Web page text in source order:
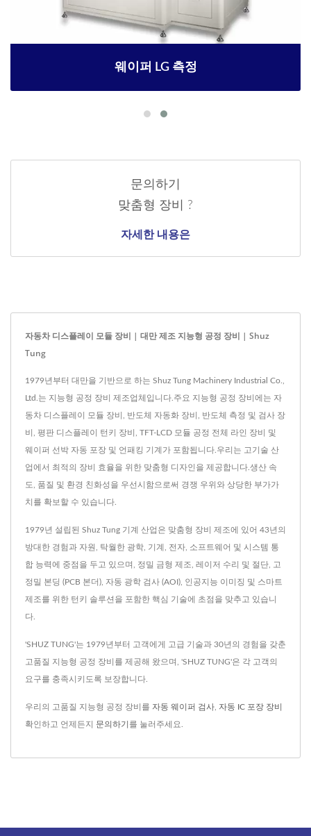
웨이퍼 LG 측정
문의하기
맞춤형 장비 ?
자세한 내용은
자동차 디스플레이 모듈 장비 | 대만 제조 지능형 공정 장비 | Shuz
Tung
1979년부터 대만을 기반으로 하는 Shuz Tung Machinery Industrial Co.,
Ltd.는 지능형 공정 장비 제조업체입니다.주요 지능형 공정 장비에는 자
동차 디스플레이 모듈 장비, 반도체 자동화 장비, 반도체 측정 및 검사 장
비, 평판 디스플레이 턴키 장비, TFT-LCD 모듈 공정 전체 라인 장비 및
웨이퍼 선박 자동 포장 및 언패킹 기계가 포함됩니다.우리는 고기술 산
업에서 최적의 장비 효율을 위한 맞춤형 디자인을 제공합니다.생산 속
도, 품질 및 환경 친화성을 우선시함으로써 경쟁 우위와 상당한 부가가
치를 확보할 수 있습니다.
1979년 설립된 Shuz Tung 기계 산업은 맞춤형 장비 제조에 있어 43년의
방대한 경험과 자원, 탁월한 광학, 기계, 전자, 소프트웨어 및 시스템 통
합 능력에 중점을 두고 있으며, 정밀 금형 제조, 레이저 수리 및 절단, 고
정밀 본딩 (PCB 본더), 자동 광학 검사 (AOI), 인공지능 이미징 및 스마트
제조를 위한 턴키 솔루션을 포함한 핵심 기술에 초점을 맞추고 있습니
다.
'SHUZ TUNG'는 1979년부터 고객에게 고급 기술과 30년의 경험을 갖춘
고품질 지능형 공정 장비를 제공해 왔으며, 'SHUZ TUNG'은 각 고객의
요구를 충족시키도록 보장합니다.
우리의 고품질 지능형 공정 장비를 자동 웨이퍼 검사 자동 IC 포장 장비
확인하고 언제든지 문의하기 를 눌러주세요.